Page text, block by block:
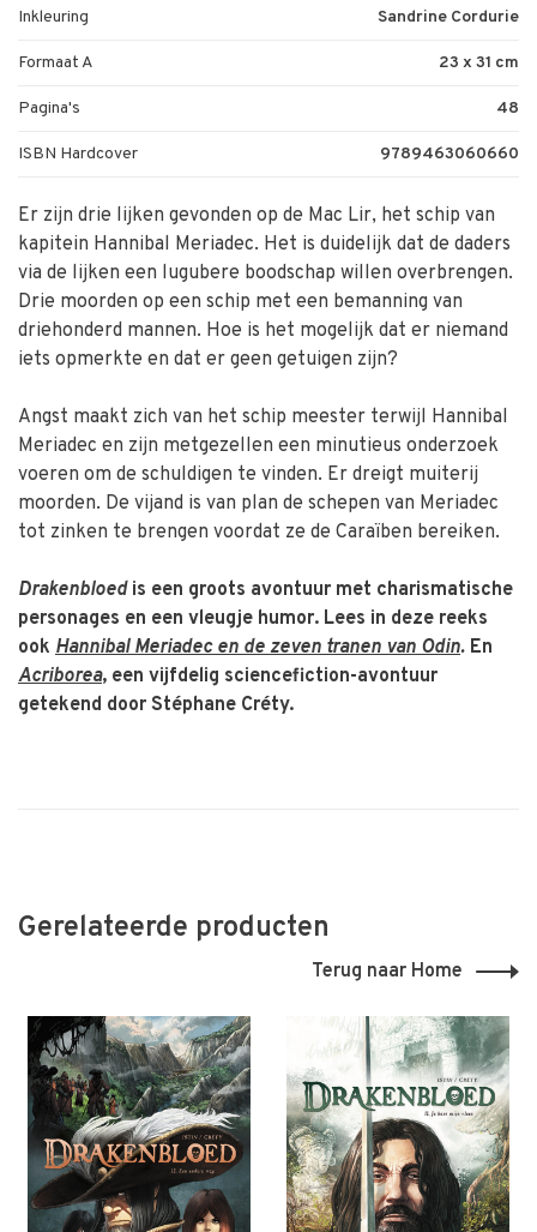
Inkleuring Sandrine Cordurie
Formaat A 23 x 31 cm
Pagina's 48
ISBN Hardcover 9789463060660
Er zijn drie lijken gevonden op de Mac Lir, het schip van
kapitein Hannibal Meriadec. Het is duidelijk dat de daders
via de lijken een lugubere boodschap willen overbrengen.
Drie moorden op een schip met een bemanning van
driehonderd mannen. Hoe is het mogelijk dat er niemand
iets opmerkte en dat er geen getuigen zijn?
Angst maakt zich van het schip meester terwijl Hannibal
Meriadec en zijn metgezellen een minutieus onderzoek
voeren om de schuldigen te vinden. Er dreigt muiterij
moorden. De vijand is van plan de schepen van Meriadec
tot zinken te brengen voordat ze de Caraïben bereiken.
Drakenbloedis een groots avontuur met charismatische
personages en een vleugje humor. Lees in deze reeks
ook Hannibal Meriadec en de zeven tranen van Odin. En
Acriborea, een vijfdelig sciencefiction-avontuur
getekend door Stéphane Créty.
Gerelateerde producten
Terug naar Home